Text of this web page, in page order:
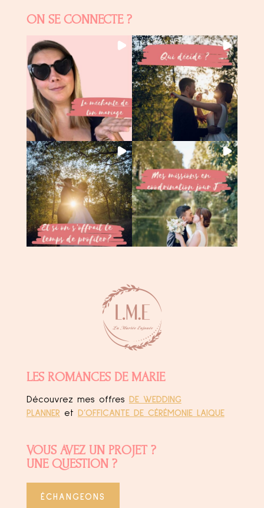
ON SE CONNECTE ?
LES ROMANCES DE MARIE
Découvrez mes offres
DE WEDDING
PLANNER et D’OFFICANTE DE CÉRÉMONIE LAIQUE
VOUS AVEZ UN PROJET ?
UNE QUESTION ?
ÉCHANGEONS